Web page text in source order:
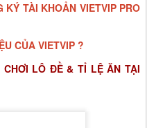
TÀI KHOẢN VIETVIP PRO
CỦA VIETVIP ?
CHƠI LÔ ĐỀ & TỈ LỆ ĂN TẠI